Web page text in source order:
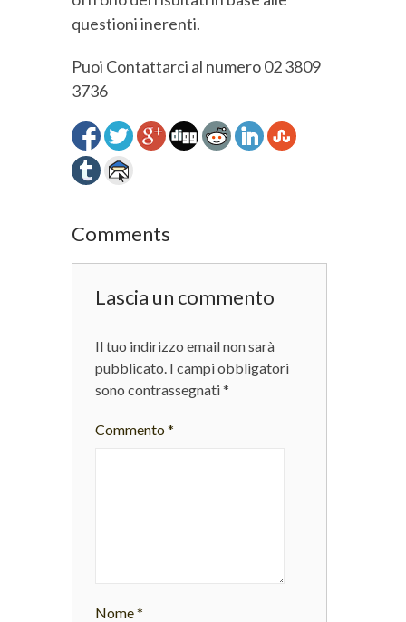
questioni inerenti.
Puoi Contattarci al numero 02 3809
3736
Comments
Lascia un commento
Il tuo indirizzo email non sarà
pubblicato. I campi obbligatori
sono contrassegnati*
Commento*
Nome*